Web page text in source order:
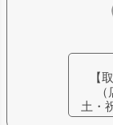
【
土・